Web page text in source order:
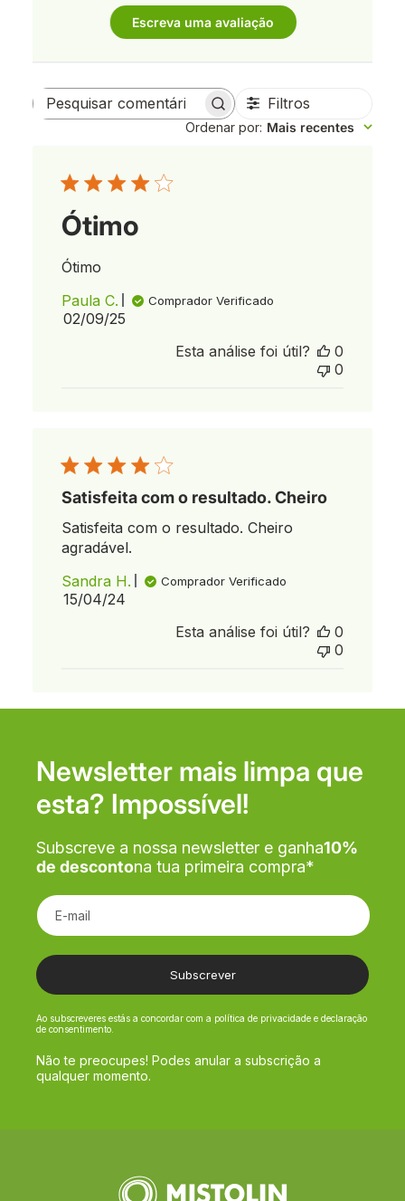
Escreva uma avaliação
Pesquisar
comentários
Filtros
Ordenar por: Mais recentes
Ótimo
Ótimo
Paula C.
Comprador Verificado
Data
02/09/25
Esta análise foi útil?
0
0
Satisfeita com o resultado. Cheiro
Satisfeita com o resultado. Cheiro
agradável.
Sandra H.
Comprador Verificado
Data
15/04/24
Esta análise foi útil?
0
0
Newsletter mais limpa que
esta? Impossível!
Subscreve a nossa newsletter e ganha10%
de descontona tua primeira compra*
E-mail
Subscrever
Ao subscreveres estás a concordar com a política de privacidade e declaração
de consentimento.
Não te preocupes! Podes anular a subscrição a
qualquer momento.